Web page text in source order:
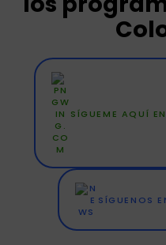
SÍGUEME AQUÍ
SÍGUENOS